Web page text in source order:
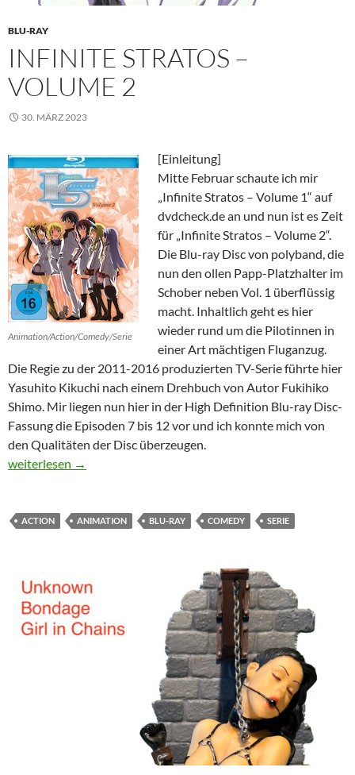
BLU-RAY
INFINITE STRATOS –
VOLUME 2
30. MÄRZ 2023
Animation/Action/Comedy/Serie
[Einleitung]
Mitte Februar schaute ich mir
„Infinite Stratos – Volume 1“ auf
dvdcheck.de an und nun ist es Zeit
für „Infinite Stratos – Volume 2“.
Die Blu-ray Disc von polyband, die
nun den ollen Papp-Platzhalter im
Schober neben Vol. 1 überflüssig
macht. Inhaltlich geht es hier
wieder rund um die Pilotinnen in
einer Art mächtigen Fluganzug.
Die Regie zu der 2011-2016 produzierten TV-Serie führte hier
Yasuhito Kikuchi nach einem Drehbuch von Autor Fukihiko
Shimo. Mir liegen nun hier in der High Definition Blu-ray Disc-
Fassung die Episoden 7 bis 12 vor und ich konnte mich von
den Qualitäten der Disc überzeugen.
Infinite Stratos – Volume 2
weiterlesen →
ACTION ANIMATION BLU-RAY COMEDY SERIE